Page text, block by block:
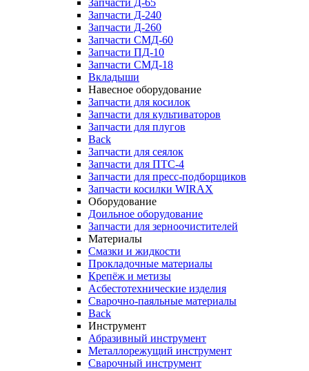
Запчасти Д-65
Запчасти Д-240
Запчасти Д-260
Запчасти СМД-60
Запчасти ПД-10
Запчасти СМД-18
Вкладыши
Навесное оборудование
Запчасти для косилок
Запчасти для культиваторов
Запчасти для плугов
Back
Запчасти для сеялок
Запчасти для ПТС-4
Запчасти для пресс-подборщиков
Запчасти косилки WIRAX
Оборудование
Доильное оборудование
Запчасти для зерноочистителей
Материалы
Смазки и жидкости
Прокладочные материалы
Крепёж и метизы
Асбестотехнические изделия
Сварочно-паяльные материалы
Back
Инструмент
Абразивный инструмент
Металлорежущий инструмент
Сварочный инструмент